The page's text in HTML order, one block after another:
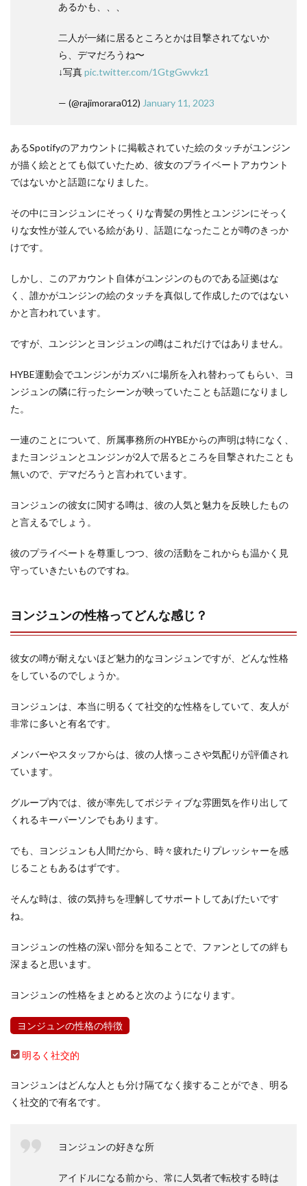
あるかも、、、
二人が一緒に居るところとかは目撃されてないか
ら、デマだろうね〜
↓写真pic.twitter.com/1GtgGwvkz1
— (@rajimorara012) January 11, 2023
あるSpotifyのアカウントに掲載されていた絵のタッチがユンジン
が描く絵ととても似ていたため、彼女のプライベートアカウント
ではないかと話題になりました。
その中にヨンジュンにそっくりな青髪の男性とユンジンにそっく
りな女性が並んでいる絵があり、話題になったことが噂のきっか
けです。
しかし、このアカウント自体がユンジンのものである証拠はな
く、誰かがユンジンの絵のタッチを真似して作成したのではない
かと言われています。
ですが、ユンジンとヨンジュンの噂はこれだけではありません。
HYBE運動会でユンジンがカズハに場所を入れ替わってもらい、ヨ
ンジュンの隣に行ったシーンが映っていたことも話題になりまし
た。
一連のことについて、所属事務所のHYBEからの声明は特になく、
またヨンジュンとユンジンが2人で居るところを目撃されたことも
無いので、デマだろうと言われています。
ヨンジュンの彼女に関する噂は、彼の人気と魅力を反映したもの
と言えるでしょう。
彼のプライベートを尊重しつつ、彼の活動をこれからも温かく見
守っていきたいものですね。
ヨンジュンの性格ってどんな感じ？
彼女の噂が耐えないほど魅力的なヨンジュンですが、どんな性格
をしているのでしょうか。
ヨンジュンは、本当に明るくて社交的な性格をしていて、友人が
非常に多いと有名です。
メンバーやスタッフからは、彼の人懐っこさや気配りが評価され
ています。
グループ内では、彼が率先してポジティブな雰囲気を作り出して
くれるキーパーソンでもあります。
でも、ヨンジュンも人間だから、時々疲れたりプレッシャーを感
じることもあるはずです。
そんな時は、彼の気持ちを理解してサポートしてあげたいです
ね。
ヨンジュンの性格の深い部分を知ることで、ファンとしての絆も
深まると思います。
ヨンジュンの性格をまとめると次のようになります。
ヨンジュンの性格の特徴
明るく社交的
ヨンジュンはどんな人とも分け隔てなく接することができ、明る
く社交的で有名です。
ヨンジュンの好きな所
アイドルになる前から、常に人気者で転校する時は